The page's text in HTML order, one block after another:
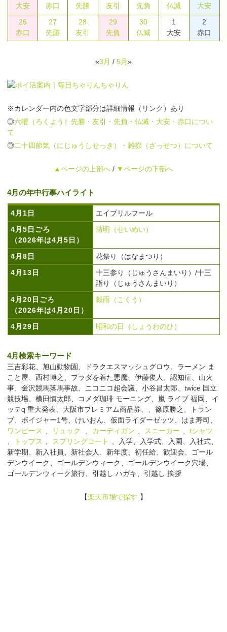
大安
赤口
先勝
友引
先負
仏滅
大安
26
赤口
27
先勝
28
友引
29
先負
30
仏滅
1
大安
2
赤口
«3月 / 5月»
※カレンダー内の色文字部分は詳細情報（リンク）あり
◎六曜（ろくよう）先勝・友引・先負・仏滅・大安・赤口につい
て
◎二十四節気（にじゅうしせっき）・雑節（ざっせつ）について
▲ページの上部へ / ▼ページの下部へ
4月の年中行事ハイライト
4月1日
エイプリルフール
4月5日ごろ
（2026年は4月5日）
清明（せいめい）
4月8日
花祭り（はなまつり）
4月13日
十三参り（じゅうさんまいり）/十三
詣り（じゅうさんまいり）
4月20日ごろ
（2026年は4月20日）
穀雨（こくう）
4月29日 昭和の日（しょうわのひ）
4月検索キーワード
三吉彩花、旭山動物園、ドラクエスマッシュグロウ、ラーメン ま
こと屋、西村博之、プラダを着た悪魔、伊藤俊人、認知症、山火
事、金沢競馬落馬事故、ニコニコ超会議、小谷昌太郎、twice 国立
競技場、横田慎太郎、コメダ珈琲 モーニング、嵐 ライブ 福岡、イ
ッテq 重大発表、大阪市プレミアム商品券、、篠原勝之、トラン
プ、ボイジャー1号、けいおん、仮面ライダーゼッツ、はま寿司、
ワンピース 、 リュック 、 カーディガン 、 スニーカー 、tシャツ
、
トップス 、 スプリングコート 、入学、入学式、入園、入社式、
新学期、新入社員、新社会人、新年度、初任給、歓迎会、ゴール
デンウイーク、ゴールデンウィーク、ゴールデンウイーク穴場、
ゴールデンウィーク旅行、引越し ハガキ、引越し 挨拶
【楽天市場で探す 】